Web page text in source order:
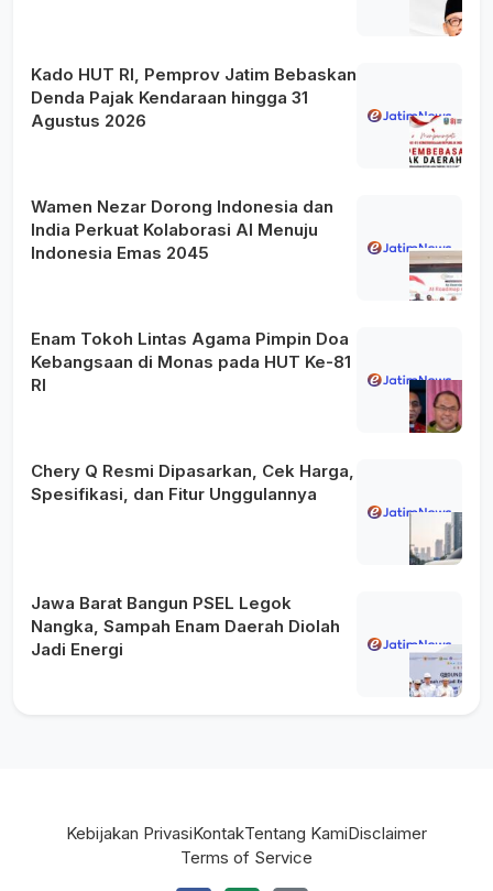
Kado HUT RI, Pemprov Jatim Bebaskan
Denda Pajak Kendaraan hingga 31
Agustus 2026
Wamen Nezar Dorong Indonesia dan
India Perkuat Kolaborasi AI Menuju
Indonesia Emas 2045
Enam Tokoh Lintas Agama Pimpin Doa
Kebangsaan di Monas pada HUT Ke-81
RI
Chery Q Resmi Dipasarkan, Cek Harga,
Spesifikasi, dan Fitur Unggulannya
Jawa Barat Bangun PSEL Legok
Nangka, Sampah Enam Daerah Diolah
Jadi Energi
Kebijakan PrivasiKontakTentang KamiDisclaimer
Terms of Service